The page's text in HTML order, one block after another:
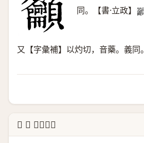
同。【書·立政】 𥸤
又【字彙補】以灼切，音藥。義同。
↳ 𥸤 说文解字